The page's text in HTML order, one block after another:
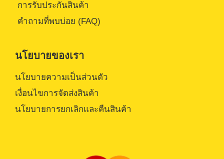
การรับประกันสินค้า
คำถามที่พบบ่อย (FAQ)
นโยบายของเรา
นโยบายความเป็นส่วนตัว
เงื่อนไขการจัดส่งสินค้า
นโยบายการยกเลิกและคืนสินค้า